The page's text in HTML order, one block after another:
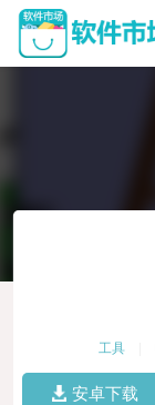
工具
安卓下载